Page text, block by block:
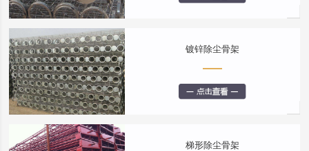
镀锌除尘骨架
梯形除尘骨架